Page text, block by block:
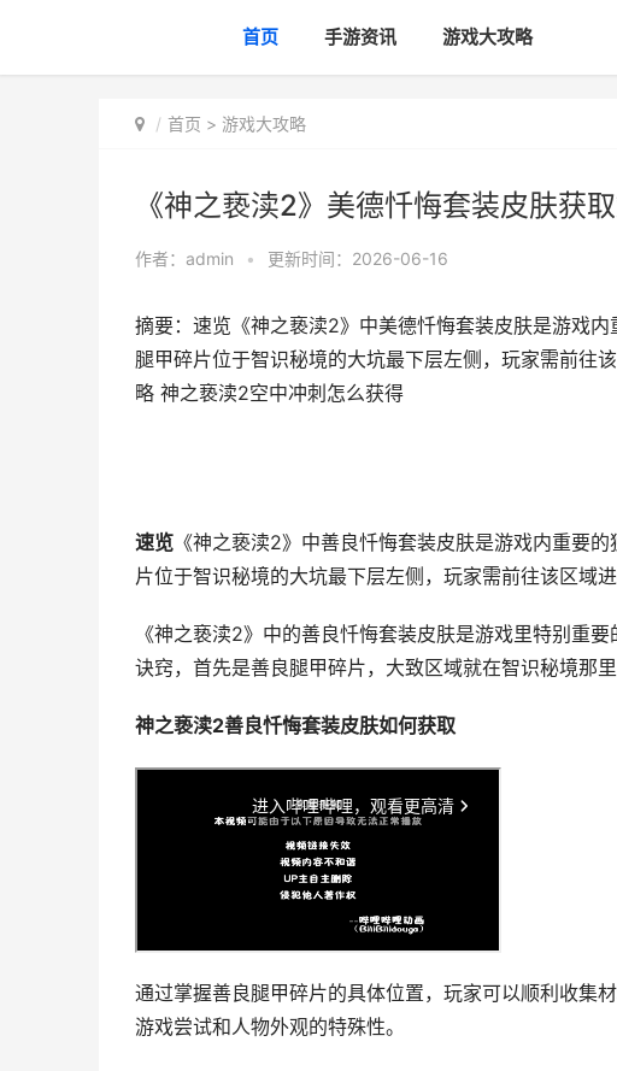
首页 手游资讯 游戏大攻略
首页 > 游戏大攻略
《神之亵渎2》美德忏悔套装皮肤获
作者： admin • 更新时间：2026-06-16
摘要：速览《神之亵渎2》中美德忏悔套装皮肤是游戏
腿甲碎片位于智识秘境的大坑最下层左侧，玩家需前往
略 神之亵渎2空中冲刺怎么获得
速览 《神之亵渎2》中善良忏悔套装皮肤是游戏内重要
片位于智识秘境的大坑最下层左侧，玩家需前往该区域进
《神之亵渎2》中的善良忏悔套装皮肤是游戏里特别重
诀窍，首先是善良腿甲碎片，大致区域就在智识秘境那
神之亵渎2善良忏悔套装皮肤如何获取
通过掌握善良腿甲碎片的具体位置，玩家可以顺利收集
游戏尝试和人物外观的特殊性。